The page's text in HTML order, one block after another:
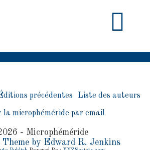
précédentes Liste des auteurs
la microphéméride par email
- Microphéméride
Theme by Edward R. Jenkins